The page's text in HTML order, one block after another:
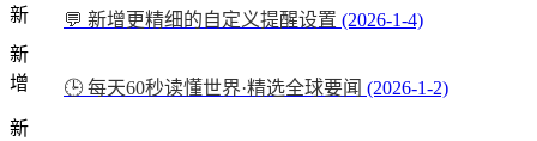
新
💬 新增更精细的自定义提醒设置 (2026-1-4)
新
增
🕒 每天60秒读懂世界·精选全球要闻 (2026-1-2)
新